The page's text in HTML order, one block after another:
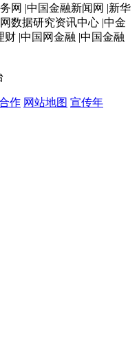
网 |中国金融新闻网 |新华
数据研究资讯中心 |中金
|中国网金融 |中国金融
作 网站地图 宣传年